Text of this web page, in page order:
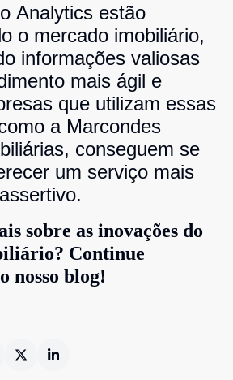
Analytics estão
o mercado imobiliário,
informações valiosas
mais ágil e
que utilizam essas
a Marcondes
conseguem se
um serviço mais
sobre as inovações do
Continue
nosso blog!